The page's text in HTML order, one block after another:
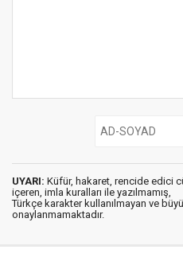
UYARI: Küfür, hakaret, rencide edici
içeren, imla kuralları ile yazılmamış,
Türkçe karakter kullanılmayan ve
onaylanmamaktadır.